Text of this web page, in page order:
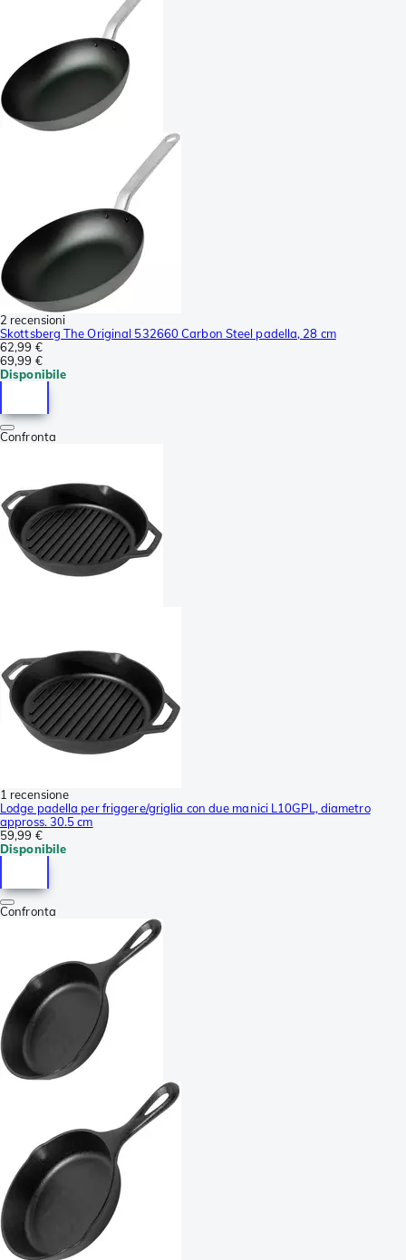
2 recensioni
Skottsberg The Original 532660 Carbon Steel padella, 28 cm
62,99 €
69,99 €
Disponibile
Confronta
1 recensione
Lodge padella per friggere/griglia con due manici L10GPL, diametro
appross. 30.5 cm
59,99 €
Disponibile
Confronta